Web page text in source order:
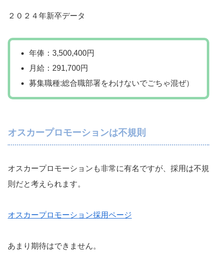
２０２４年新卒データ
年俸：3,500,400円
月給：291,700円
募集職種:総合職部署をわけないでごちゃ混ぜ）
オスカープロモーションは不規則
オスカープロモーションも非常に有名ですが、採用は不規
則だと考えられます。
オスカープロモーション採用ページ
あまり期待はできません。